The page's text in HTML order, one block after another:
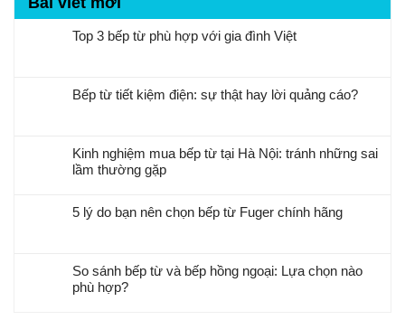
Top 3 bếp từ phù hợp với gia đình Việt
Bếp từ tiết kiệm điện: sự thật hay lời quảng cáo?
Kinh nghiệm mua bếp từ tại Hà Nội: tránh những sai
lầm thường gặp
5 lý do bạn nên chọn bếp từ Fuger chính hãng
So sánh bếp từ và bếp hồng ngoại: Lựa chọn nào
phù hợp?